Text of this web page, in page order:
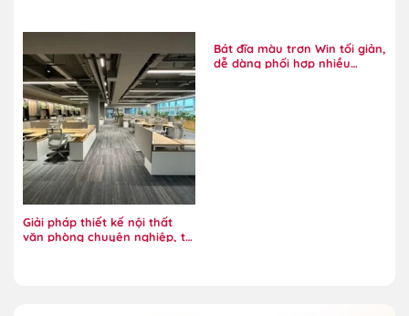
Giải pháp thiết kế nội thất
văn phòng chuyên nghiệp, tối
Bát đĩa màu trơn Win tối giản,
dễ dàng phối hợp nhiều